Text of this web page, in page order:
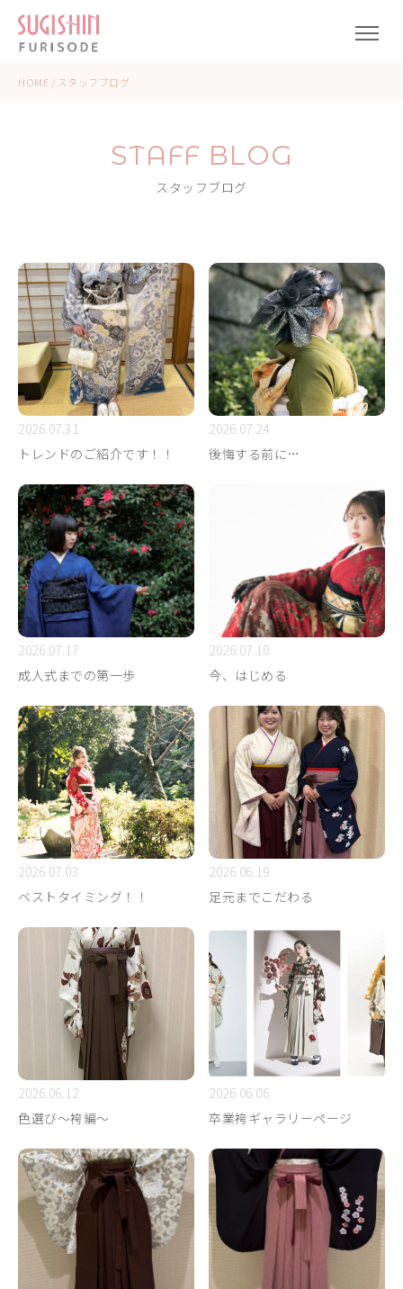
HOME / スタッフブログ
STAFF BLOG
スタッフブログ
2026.07.31
トレンドのご紹介です！！
2026.07.24
後悔する前に…
2026.07.17
成人式までの第一歩
2026.07.10
今、はじめる
2026.07.03
ベストタイミング！！
2026.06.19
足元までこだわる
2026.06.12
色選び～袴編～
2026.06.06
卒業袴ギャラリーページ